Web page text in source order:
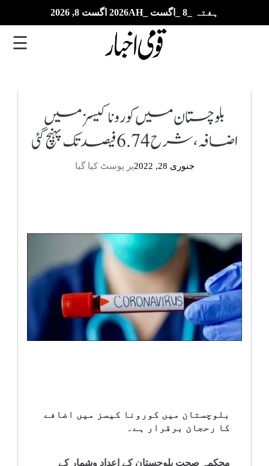
ہفتہ _8 _اگست _2026AH اگست 8, 2026
ای
خبریں
انٹرٹینمنٹ
کھیل
☰
بلوچستان میں کورونا کیسز میں
اضافہ، شرح 6.74 فیصد تک پہنچ گئی
جنوری 28, 2022 پر پوسٹ کیا گیا
بلوچستان میں کورونا کیسز میں اضافے
کا رحجان برقرار ہے۔
محکمہ صحت بلوچستان کے اعداد وشمار کے